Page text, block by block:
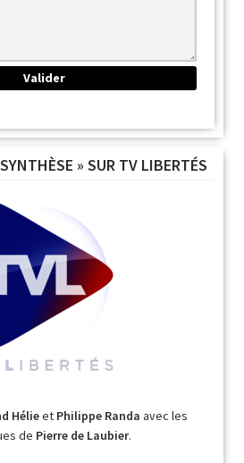
» SUR TV LIBERTÉS
Hélieet Philippe Randa avec les
de Pierre de Laubier.